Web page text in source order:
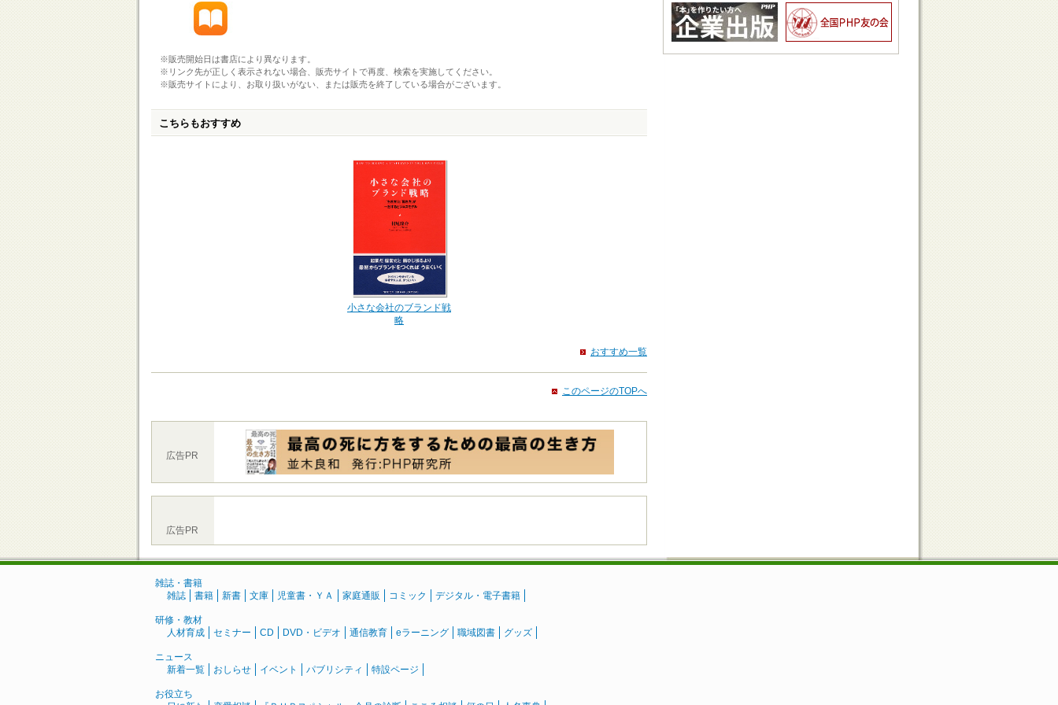
※販売開始日は書店により異なります。
※リンク先が正しく表示されない場合、販売サイトで再度、検索を実施してください。
※販売サイトにより、お取り扱いがない、または販売を終了している場合がございます。
こちらもおすすめ
小さな会社のブランド戦
略
おすすめ一覧
このページのTOPへ
広告PR
広告PR
雑誌・書籍
雑誌
書籍 新書 文庫 児童書・ＹＡ 家庭通販 コミック デジタル・電子書籍
研修・教材
人材育成
セミナー CD DVD・ビデオ 通信教育 eラーニング 職域図書 グッズ
ニュース
新着一覧
おしらせ イベント パブリシティ 特設ページ
お役立ち